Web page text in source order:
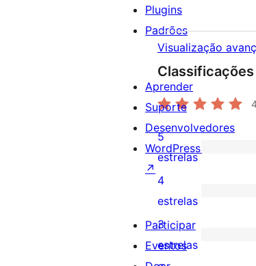
Visualização
Classificações
27
avaliações
com
5
estrelas
5
estrelas
2
avaliações
com
4
4
estrelas
0
3
estrelas
Plugins
Padrões
Aprender
Suporte
Desenvolvedores
WordPress.tv
↗
Participar
Eventos